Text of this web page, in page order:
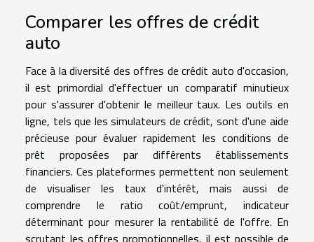
Comparer les offres de crédit
auto
Face à la diversité des offres de crédit auto d'occasion,
il est primordial d'effectuer un comparatif minutieux
pour s'assurer d'obtenir le meilleur taux. Les outils en
ligne, tels que les simulateurs de crédit, sont d'une aide
précieuse pour évaluer rapidement les conditions de
prêt proposées par différents établissements
financiers. Ces plateformes permettent non seulement
de visualiser les taux d'intérêt, mais aussi de
comprendre le ratio coût/emprunt, indicateur
déterminant pour mesurer la rentabilité de l'offre. En